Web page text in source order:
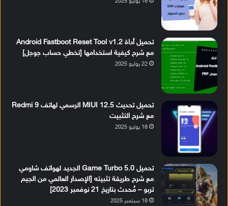
تحميل أداة Android Fastboot Reset Tool v1.2
مع شرح كيفية استخدامها [تخطي حساب جوجل]
22 يوليو 2025
تحميل تحديث MIUI 12.5 الرسمي لهاتف Redmi 9
مع شرح التثبيت
18 يوليو 2025
تحميل Game Turbo 5.0 الجديد لهواتف شاومي
مع شرح طريقة تثبيته [الإصدار العالمي من الجيم
تربو – مُحدث بتاريخ 21 نوفمبر 2023]
18 سبتمبر 2025